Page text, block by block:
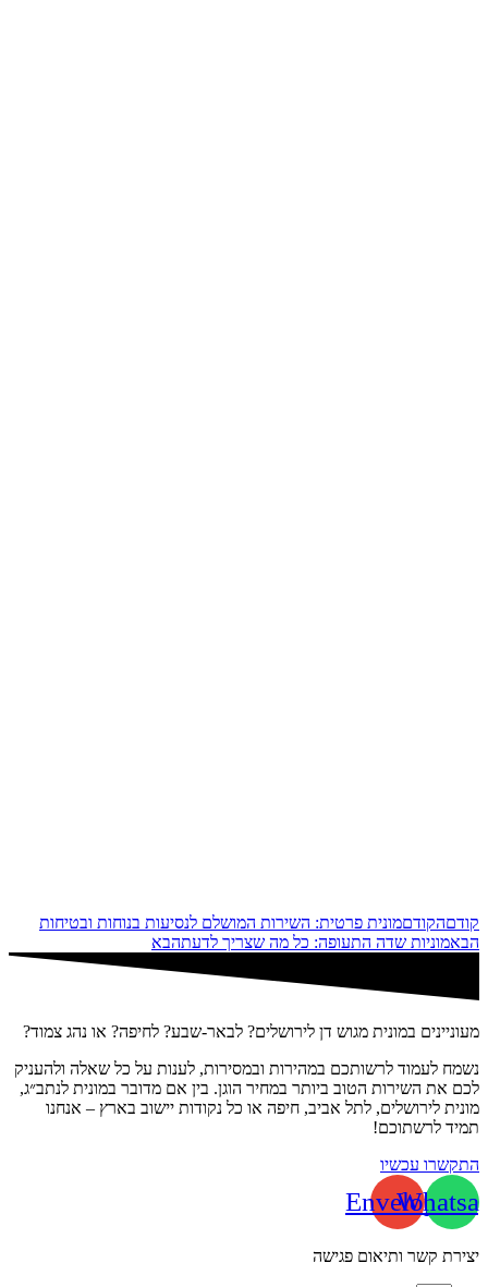
קודםהקודםמונית פרטית: השירות המושלם לנסיעות בנוחות ובטיחות
הבאמוניות שדה התעופה: כל מה שצריך לדעתהבא
מעוניינים במונית מגוש דן לירושלים? לבאר-שבע? לחיפה? או נהג צמוד?
נשמח לעמוד לרשותכם במהירות ובמסירות, לענות על כל שאלה ולהעניק
לכם את השירות הטוב ביותר במחיר הוגן. בין אם מדובר במונית לנתב״ג,
מונית לירושלים, לתל אביב, חיפה או כל נקודות יישוב בארץ – אנחנו
תמיד לרשתוכם!
התקשרו עכשיו
Envelope
יצירת קשר ותיאום פגישה